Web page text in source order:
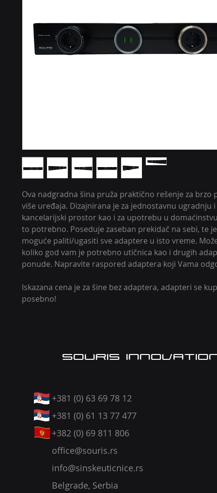
Ova nadgradna šina pruža praktično rešenje za brzo
više uređaja. Dizajnirana je za jednostavnu ugradnju
kancelarijski prostor kao i za upotrebu u
to potrebno. Poseduje zaseban prekidač na sebi, te
moguće paliti/ugasiti sve adaptere u isto vreme.
koliko god vam je potrebno utičnica kao i drugih
ponude. Napravite raspored adaptera koji Vama
Iskazana cena je za šine bez adaptera, adapteri se
posebno!
SOURIS
+381 (0) 63 69 78 12
+381 (0) 61 13 77 477
+382 (0) 69 811 806
office@souris.rs
info@sinskeuticnice.rs
Belgrade, Serbia